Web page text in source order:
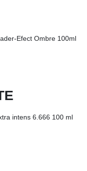
Efect Ombre 100ml
intens 6.666 100 ml